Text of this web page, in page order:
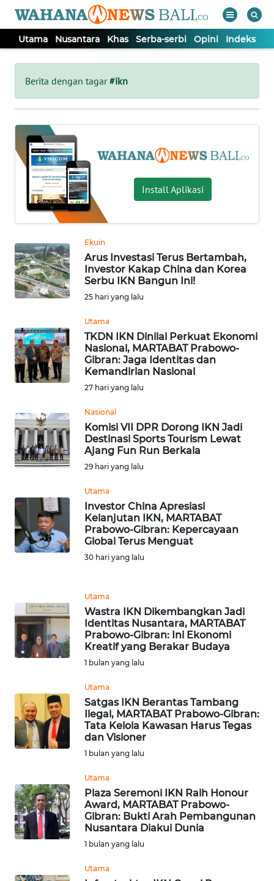
Utama Nusantara Khas Serba-serbi Opini Indeks
Berita dengan tagar#ikn
Install Aplikasi
Ekuin
Arus Investasi Terus Bertambah,
Investor Kakap China dan Korea
Serbu IKN Bangun Ini!
25 hari yang lalu
Utama
TKDN IKN Dinilai Perkuat Ekonomi
Nasional, MARTABAT Prabowo-
Gibran: Jaga Identitas dan
Kemandirian Nasional
27 hari yang lalu
Nasional
Komisi VII DPR Dorong IKN Jadi
Destinasi Sports Tourism Lewat
Ajang Fun Run Berkala
29 hari yang lalu
Utama
Investor China Apresiasi
Kelanjutan IKN, MARTABAT
Prabowo-Gibran: Kepercayaan
Global Terus Menguat
30 hari yang lalu
Utama
Wastra IKN Dikembangkan Jadi
Identitas Nusantara, MARTABAT
Prabowo-Gibran: Ini Ekonomi
Kreatif yang Berakar Budaya
1 bulan yang lalu
Utama
Satgas IKN Berantas Tambang
Ilegal, MARTABAT Prabowo-Gibran:
Tata Kelola Kawasan Harus Tegas
dan Visioner
1 bulan yang lalu
Utama
Plaza Seremoni IKN Raih Honour
Award, MARTABAT Prabowo-
Gibran: Bukti Arah Pembangunan
Nusantara Diakui Dunia
1 bulan yang lalu
Utama
Tutup
UTAMA
NUSANTARA
KHAS
SERBA-
SERBI
OPINI
Informasi
BERITA
KONTAK
KAMI
INFO
IKLAN
TENTANG
KAMI
PEDOMAN
MEDIA
SIBER
DISCLAIMER
Wahana
WN
SUMUT
WN
JABAR